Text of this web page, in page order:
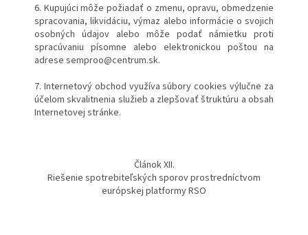
6. Kupujúci môže požiadať o zmenu, opravu, obmedzenie
spracovania, likvidáciu, výmaz alebo informácie o svojich
osobných údajov alebo môže podať námietku proti
spracúvaniu písomne alebo elektronickou poštou na
adrese semproo@centrum.sk.
7. Internetový obchod využíva súbory cookies výlučne za
účelom skvalitnenia služieb a zlepšovať štruktúru a obsah
Internetovej stránke.
Článok XII.
Riešenie spotrebiteľských sporov prostredníctvom
európskej platformy RSO